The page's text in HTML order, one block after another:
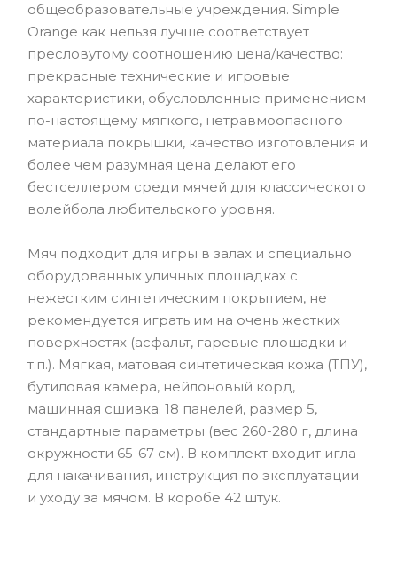
общеобразовательные учреждения. Simple
Orange как нельзя лучше соответствует
пресловутому соотношению цена/качество:
прекрасные технические и игровые
характеристики, обусловленные применением
по-настоящему мягкого, нетравмоопасного
материала покрышки, качество изготовления и
более чем разумная цена делают его
бестселлером среди мячей для классического
волейбола любительского уровня.
Мяч подходит для игры в залах и специально
оборудованных уличных площадках с
нежестким синтетическим покрытием, не
рекомендуется играть им на очень жестких
поверхностях (асфальт, гаревые площадки и
т.п.). Мягкая, матовая синтетическая кожа (ТПУ),
бутиловая камера, нейлоновый корд,
машинная сшивка. 18 панелей, размер 5,
стандартные параметры (вес 260-280 г, длина
окружности 65-67 см). В комплект входит игла
для накачивания, инструкция по эксплуатации
и уходу за мячом. В коробе 42 штук.